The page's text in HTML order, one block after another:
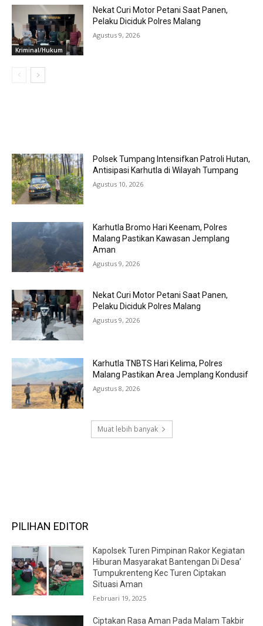
Kriminal/Hukum
Nekat Curi Motor Petani Saat Panen,
Pelaku Diciduk Polres Malang
Agustus 9, 2026
Polsek Tumpang Intensifkan Patroli Hutan,
Antisipasi Karhutla di Wilayah Tumpang
Agustus 10, 2026
Karhutla Bromo Hari Keenam, Polres
Malang Pastikan Kawasan Jemplang
Aman
Agustus 9, 2026
Nekat Curi Motor Petani Saat Panen,
Pelaku Diciduk Polres Malang
Agustus 9, 2026
Karhutla TNBTS Hari Kelima, Polres
Malang Pastikan Area Jemplang Kondusif
Agustus 8, 2026
Muat lebih banyak
PILIHAN EDITOR
Kapolsek Turen Pimpinan Rakor Kegiatan
Hiburan Masyarakat Bantengan Di Desa’
Tumpukrenteng Kec Turen Ciptakan
Situasi Aman
Februari 19, 2025
Ciptakan Rasa Aman Pada Malam Takbir